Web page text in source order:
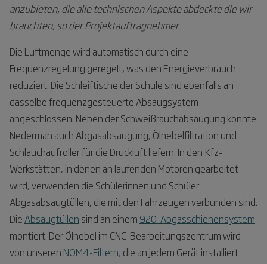
anzubieten, die alle technischen Aspekte abdeckte die wir
brauchten, so der Projektauftragnehmer
Die Luftmenge wird automatisch durch eine
Frequenzregelung geregelt, was den Energieverbrauch
reduziert. Die Schleiftische der Schule sind ebenfalls an
dasselbe frequenzgesteuerte Absaugsystem
angeschlossen. Neben der Schweißrauchabsaugung konnte
Nederman auch Abgasabsaugung, Ölnebelfiltration und
Schlauchaufroller für die Druckluft liefern. In den Kfz-
Werkstätten, in denen an laufenden Motoren gearbeitet
wird, verwenden die Schülerinnen und Schüler
Abgasabsaugtüllen, die mit den Fahrzeugen verbunden sind.
DieAbsaugtüllen sind an einem 920-Abgasschienensystem
montiert. Der Ölnebel im CNC-Bearbeitungszentrum wird
von unseren NOM4-Filtern, die an jedem Gerät installiert